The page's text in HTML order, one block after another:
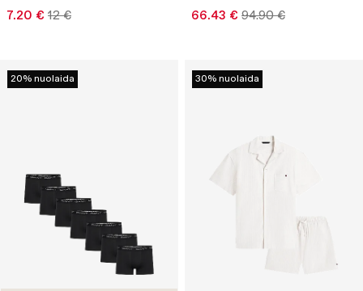
7.20 € 12 € 66.43 € 94.90 €
20% nuolaida 30% nuolaida